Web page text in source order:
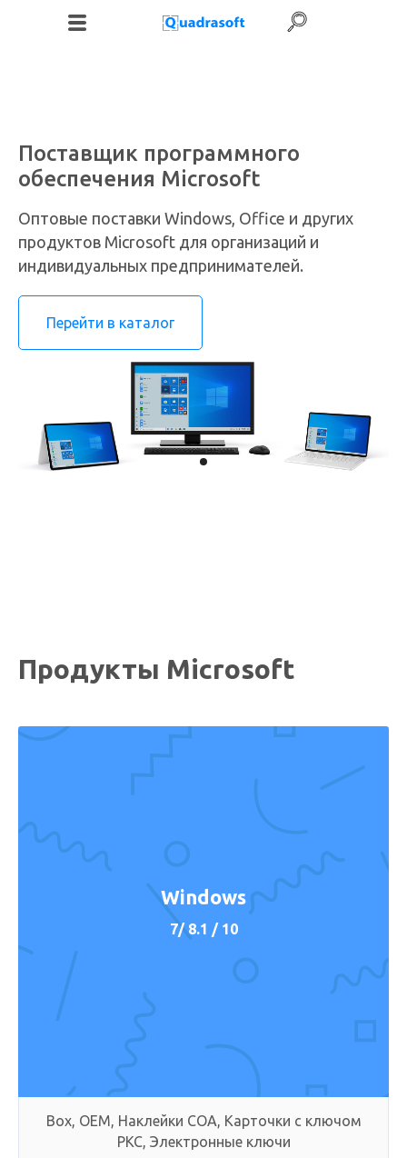
+7 (987) 186-71-83
+7 (495) 120-06-52
Поставщик программного
обеспечения Microsoft
Оптовые поставки Windows, Office и других
продуктов Microsoft для организаций и
индивидуальных предпринимателей.
Перейти в каталог
Продукты Microsoft
Windows
7/ 8.1 / 10
Box, OEM, Наклейки COA, Карточки с ключом
PKC, Электронные ключи